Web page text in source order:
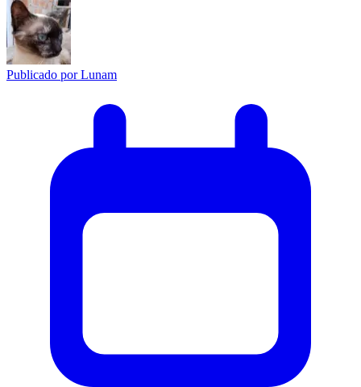
Publicado porLunam